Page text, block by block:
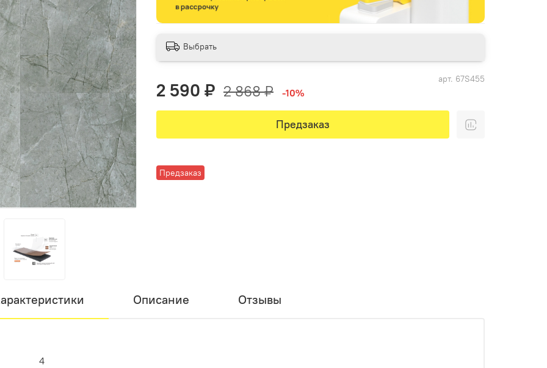
арт. 67S455
Предзаказ
2 590 ₽ 2 868 ₽ -10%
Предзаказ
Выбрать
Описание Отзывы
4